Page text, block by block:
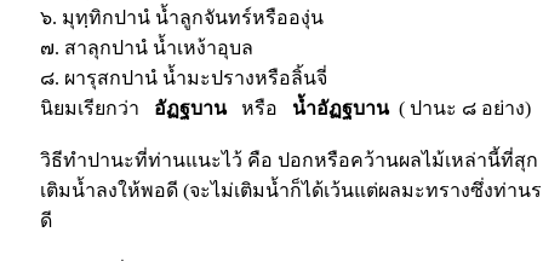
๖. มุทฺทิกปานํ น้ำลูกจันทร์หรือองุ่น
๗. สาลุกปานํ น้ำเหง้าอุบล
๘. ผารุสกปานํ น้ำมะปรางหรือลิ้นจี่
นิยมเรียกว่า
อัฏฐบานหรือ น้ำอัฏฐบาน( ปานะ ๘ อย่าง)
วิธีทำปานะที่ท่านแนะไว้ คือ ปอกหรือคว้านผลไม้เหล่านี้ที่สุก
เติมน้ำลงให้พอดี (จะไม่เติมน้ำก็ได้เว้นแต่ผลมะทรางซึ่งท่า
ดี